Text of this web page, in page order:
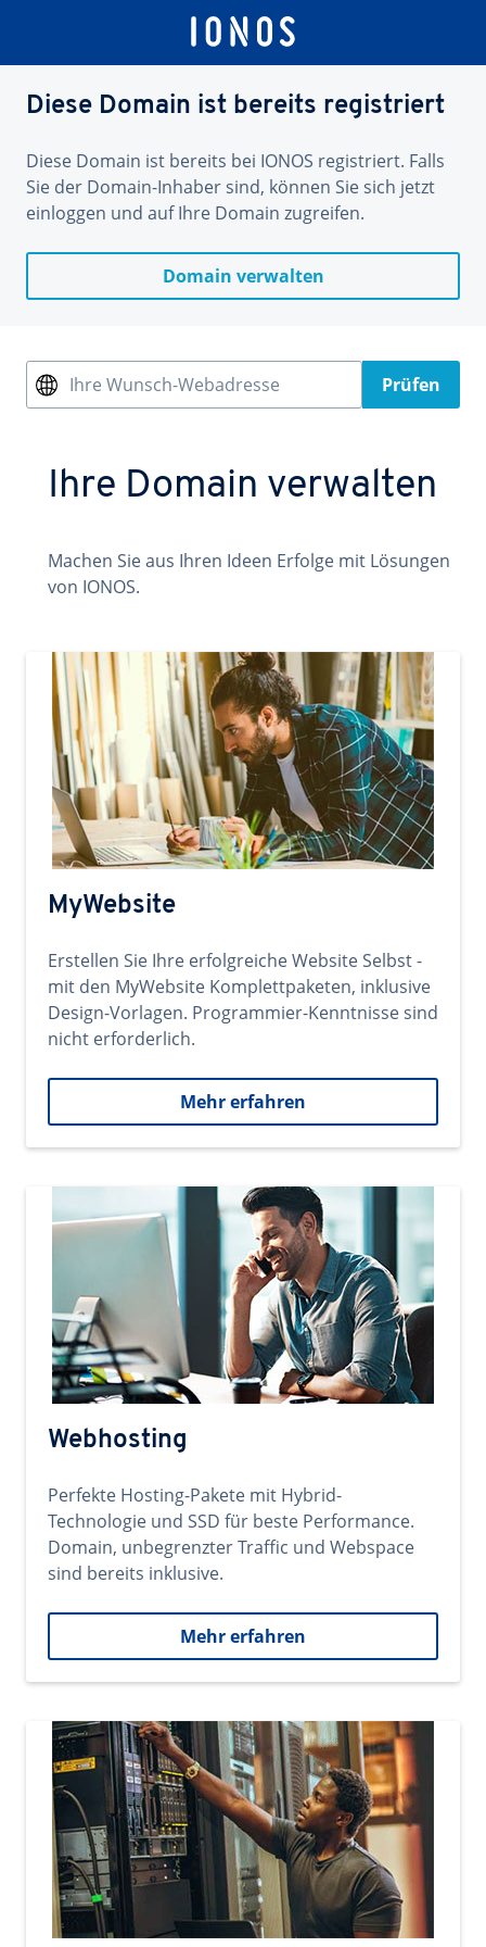
Diese Domain ist bereits registriert
Diese Domain ist bereits bei IONOS registriert. Falls
Sie der Domain-Inhaber sind, können Sie sich jetzt
einloggen und auf Ihre Domain zugreifen.
Domain verwalten
Ihre Wunsch-Webadresse Prüfen
Ihre Domain verwalten
Machen Sie aus Ihren Ideen Erfolge mit Lösungen
von IONOS.
MyWebsite
Erstellen Sie Ihre erfolgreiche Website Selbst -
mit den MyWebsite Komplettpaketen, inklusive
Design-Vorlagen. Programmier-Kenntnisse sind
nicht erforderlich.
Mehr erfahren
Webhosting
Perfekte Hosting-Pakete mit Hybrid-
Technologie und SSD für beste Performance.
Domain, unbegrenzter Traffic und Webspace
sind bereits inklusive.
Mehr erfahren